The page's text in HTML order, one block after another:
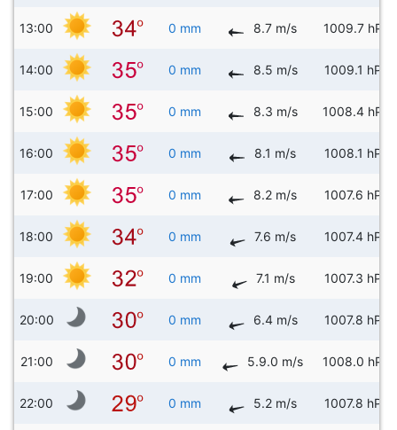
13:00 0 mm 8.7 m/s 1009.7 hPa
14:00 0 mm 8.5 m/s 1009.1 hPa
15:00 0 mm 8.3 m/s 1008.4 hPa
16:00 0 mm 8.1 m/s 1008.1 hPa
17:00 0 mm 8.2 m/s 1007.6 hPa
18:00 0 mm 7.6 m/s 1007.4 hPa
19:00 0 mm 7.1 m/s 1007.3 hPa
20:00 0 mm 6.4 m/s 1007.8 hPa
21:00 0 mm 5.9.0 m/s 1008.0 hPa
22:00 0 mm 5.2 m/s 1007.8 hPa